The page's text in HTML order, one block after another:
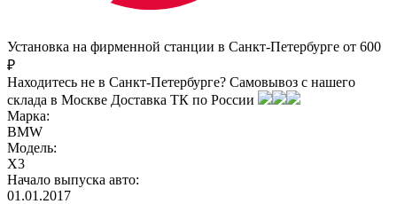
Установка на фирменной станции в Санкт-Петербурге от 600
₽
Находитесь не в Санкт-Петербурге? Самовывоз с нашего
склада в Москве Доставка ТК по России
Марка:
BMW
Модель:
X3
Начало выпуска авто:
01.01.2017